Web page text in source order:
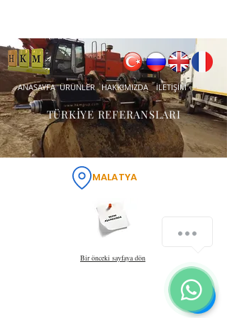
ANASAYFA ÜRÜNLER HAKKIMIZDA İLETİŞİM
TÜRKİYE REFERANSLARI
MALATYA
Bir önceki sayfaya dön